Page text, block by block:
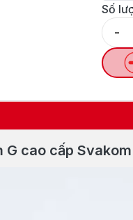
Số
-
cao cấp